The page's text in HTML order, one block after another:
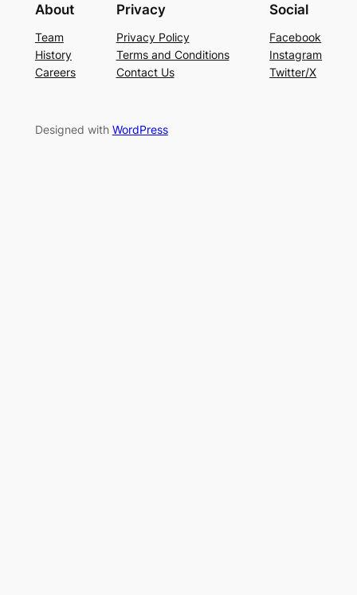
About
Team
History
Careers
Privacy
Privacy Policy
Terms and Conditions
Contact Us
Social
Facebook
Instagram
Twitter/X
Designed with WordPress